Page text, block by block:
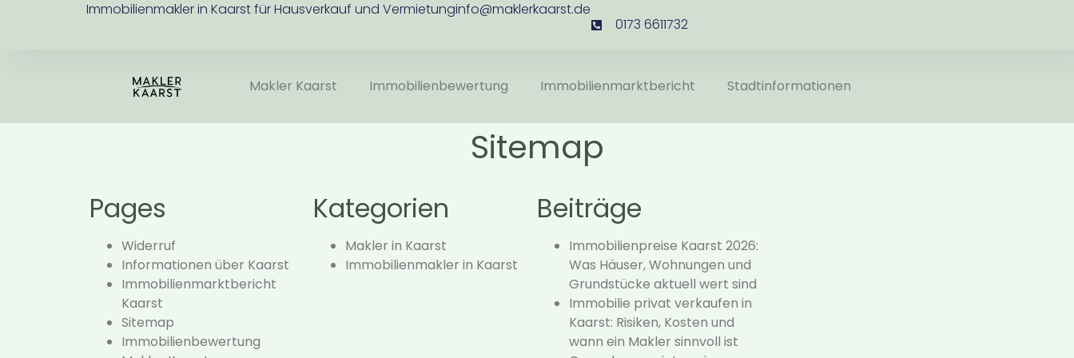
Immobilienmakler in Kaarst für Hausverkauf und Vermietunginfo@maklerkaarst.de
0173 6611732
Makler Kaarst Immobilienbewertung Immobilienmarktbericht Stadtinformationen
Sitemap
Pages
Widerruf
Informationen über Kaarst
Immobilienmarktbericht
Kaarst
Sitemap
Immobilienbewertung
Kategorien
Makler in Kaarst
Immobilienmakler in Kaarst
Beiträge
Immobilienpreise Kaarst 2026:
Was Häuser, Wohnungen und
Grundstücke aktuell wert sind
Immobilie privat verkaufen in
Kaarst: Risiken, Kosten und
wann ein Makler sinnvoll ist